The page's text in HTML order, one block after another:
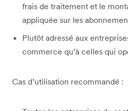
frais de traitement et le
appliquée sur les
Plutôt adressé aux
commerce qu’à celles qui
Cas d’utilisation recommandé :